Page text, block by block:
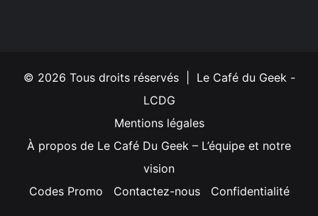
© 2026 Tous droits réservés | Le Café du Geek -
LCDG
Mentions légales
À propos de Le Café Du Geek – L’équipe et notre
vision
Codes Promo
Contactez-nous Confidentialité